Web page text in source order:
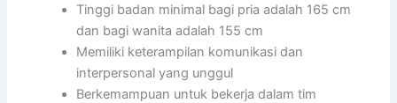
Tinggi badan minimal bagi pria adalah 165 cm
dan bagi wanita adalah 155 cm
Memiliki keterampilan komunikasi dan
interpersonal yang unggul
Berkemampuan untuk bekerja dalam tim